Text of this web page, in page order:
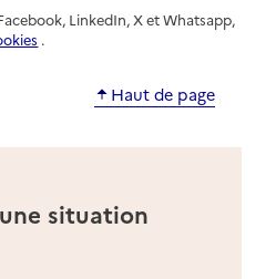
LinkedIn, X et Whatsapp,
.
Haut de page
situation